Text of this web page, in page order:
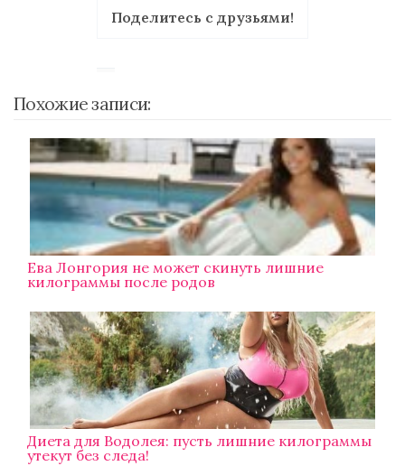
Поделитесь с друзьями!
Похожие записи:
Ева Лонгория не может скинуть лишние
килограммы после родов
Диета для Водолея: пусть лишние килограммы
утекут без следа!